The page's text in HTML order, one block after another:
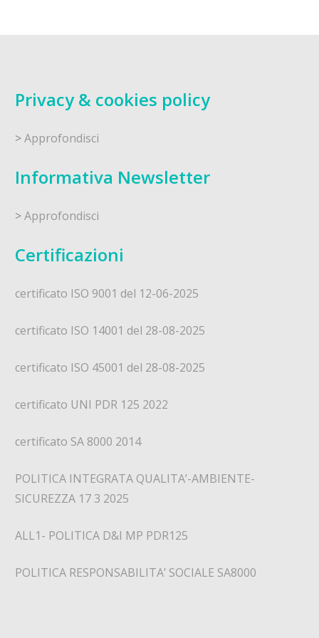
Privacy & cookies policy
>Approfondisci
Informativa Newsletter
>Approfondisci
Certificazioni
certificato ISO 9001 del 12-06-2025
certificato ISO 14001 del 28-08-2025
certificato ISO 45001 del 28-08-2025
certificato UNI PDR 125 2022
certificato SA 8000 2014
POLITICA INTEGRATA QUALITA’-AMBIENTE-
SICUREZZA 17 3 2025
ALL1- POLITICA D&I MP PDR125
POLITICA RESPONSABILITA’ SOCIALE SA8000